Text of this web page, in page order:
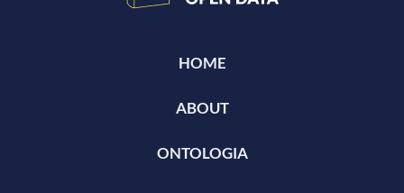
HOME
ABOUT
ONTOLOGIA